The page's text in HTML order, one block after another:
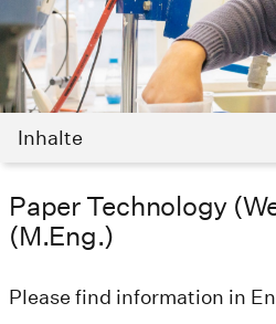
Inhalte
Paper Technology
(M.Eng.)
Please find information in